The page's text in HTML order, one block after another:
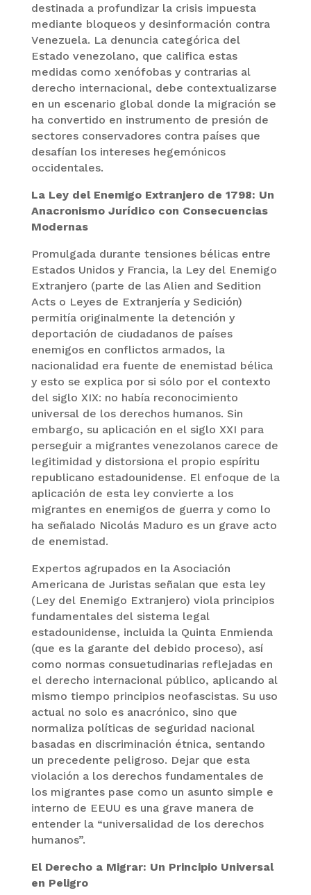
destinada a profundizar la crisis impuesta
mediante bloqueos y desinformación contra
Venezuela. La denuncia categórica del
Estado venezolano, que califica estas
medidas como xenófobas y contrarias al
derecho internacional, debe contextualizarse
en un escenario global donde la migración se
ha convertido en instrumento de presión de
sectores conservadores contra países que
desafían los intereses hegemónicos
occidentales.
La Ley del Enemigo Extranjero de 1798: Un
Anacronismo Jurídico con Consecuencias
Modernas
Promulgada durante tensiones bélicas entre
Estados Unidos y Francia, la Ley del Enemigo
Extranjero (parte de las Alien and Sedition
Acts o Leyes de Extranjería y Sedición)
permitía originalmente la detención y
deportación de ciudadanos de países
enemigos en conflictos armados, la
nacionalidad era fuente de enemistad bélica
y esto se explica por si sólo por el contexto
del siglo XIX: no había reconocimiento
universal de los derechos humanos. Sin
embargo, su aplicación en el siglo XXI para
perseguir a migrantes venezolanos carece de
legitimidad y distorsiona el propio espíritu
republicano estadounidense. El enfoque de la
aplicación de esta ley convierte a los
migrantes en enemigos de guerra y como lo
ha señalado Nicolás Maduro es un grave acto
de enemistad.
Expertos agrupados en la Asociación
Americana de Juristas señalan que esta ley
(Ley del Enemigo Extranjero) viola principios
fundamentales del sistema legal
estadounidense, incluida la Quinta Enmienda
(que es la garante del debido proceso), así
como normas consuetudinarias reflejadas en
el derecho internacional público, aplicando al
mismo tiempo principios neofascistas. Su uso
actual no solo es anacrónico, sino que
normaliza políticas de seguridad nacional
basadas en discriminación étnica, sentando
un precedente peligroso. Dejar que esta
violación a los derechos fundamentales de
los migrantes pase como un asunto simple e
interno de EEUU es una grave manera de
entender la “universalidad de los derechos
humanos”.
El Derecho a Migrar: Un Principio Universal
en Peligro